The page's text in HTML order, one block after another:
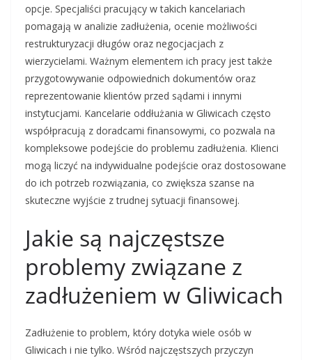
opcje. Specjaliści pracujący w takich kancelariach
pomagają w analizie zadłużenia, ocenie możliwości
restrukturyzacji długów oraz negocjacjach z
wierzycielami. Ważnym elementem ich pracy jest także
przygotowywanie odpowiednich dokumentów oraz
reprezentowanie klientów przed sądami i innymi
instytucjami. Kancelarie oddłużania w Gliwicach często
współpracują z doradcami finansowymi, co pozwala na
kompleksowe podejście do problemu zadłużenia. Klienci
mogą liczyć na indywidualne podejście oraz dostosowane
do ich potrzeb rozwiązania, co zwiększa szanse na
skuteczne wyjście z trudnej sytuacji finansowej.
Jakie są najczęstsze
problemy związane z
zadłużeniem w Gliwicach
Zadłużenie to problem, który dotyka wiele osób w
Gliwicach i nie tylko. Wśród najczęstszych przyczyn